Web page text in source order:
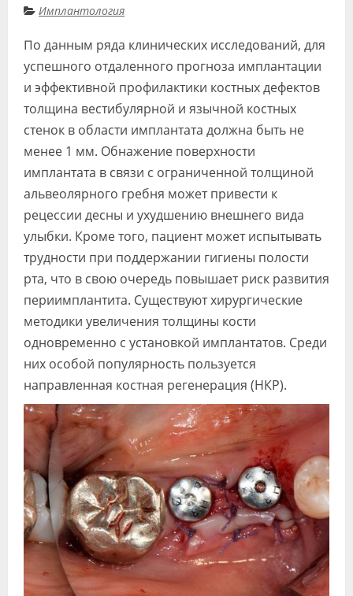
Видео
Форум
Клиники
Специалисты
Галерея
Блоги
Лаборатории
Имплантология
По данным ряда клинических исследований, для
успешного отдаленного прогноза имплантации
и эффективной профилактики костных дефектов
толщина вестибулярной и язычной костных
стенок в области имплантата должна быть не
менее 1 мм. Обнажение поверхности
имплантата в связи с ограниченной толщиной
альвеолярного гребня может привести к
рецессии десны и ухудшению внешнего вида
улыбки. Кроме того, пациент может испытывать
трудности при поддержании гигиены полости
рта, что в свою очередь повышает риск развития
периимплантита. Существуют хирургические
методики увеличения толщины кости
одновременно с установкой имплантатов. Среди
них особой популярность пользуется
направленная костная регенерация (НКР).